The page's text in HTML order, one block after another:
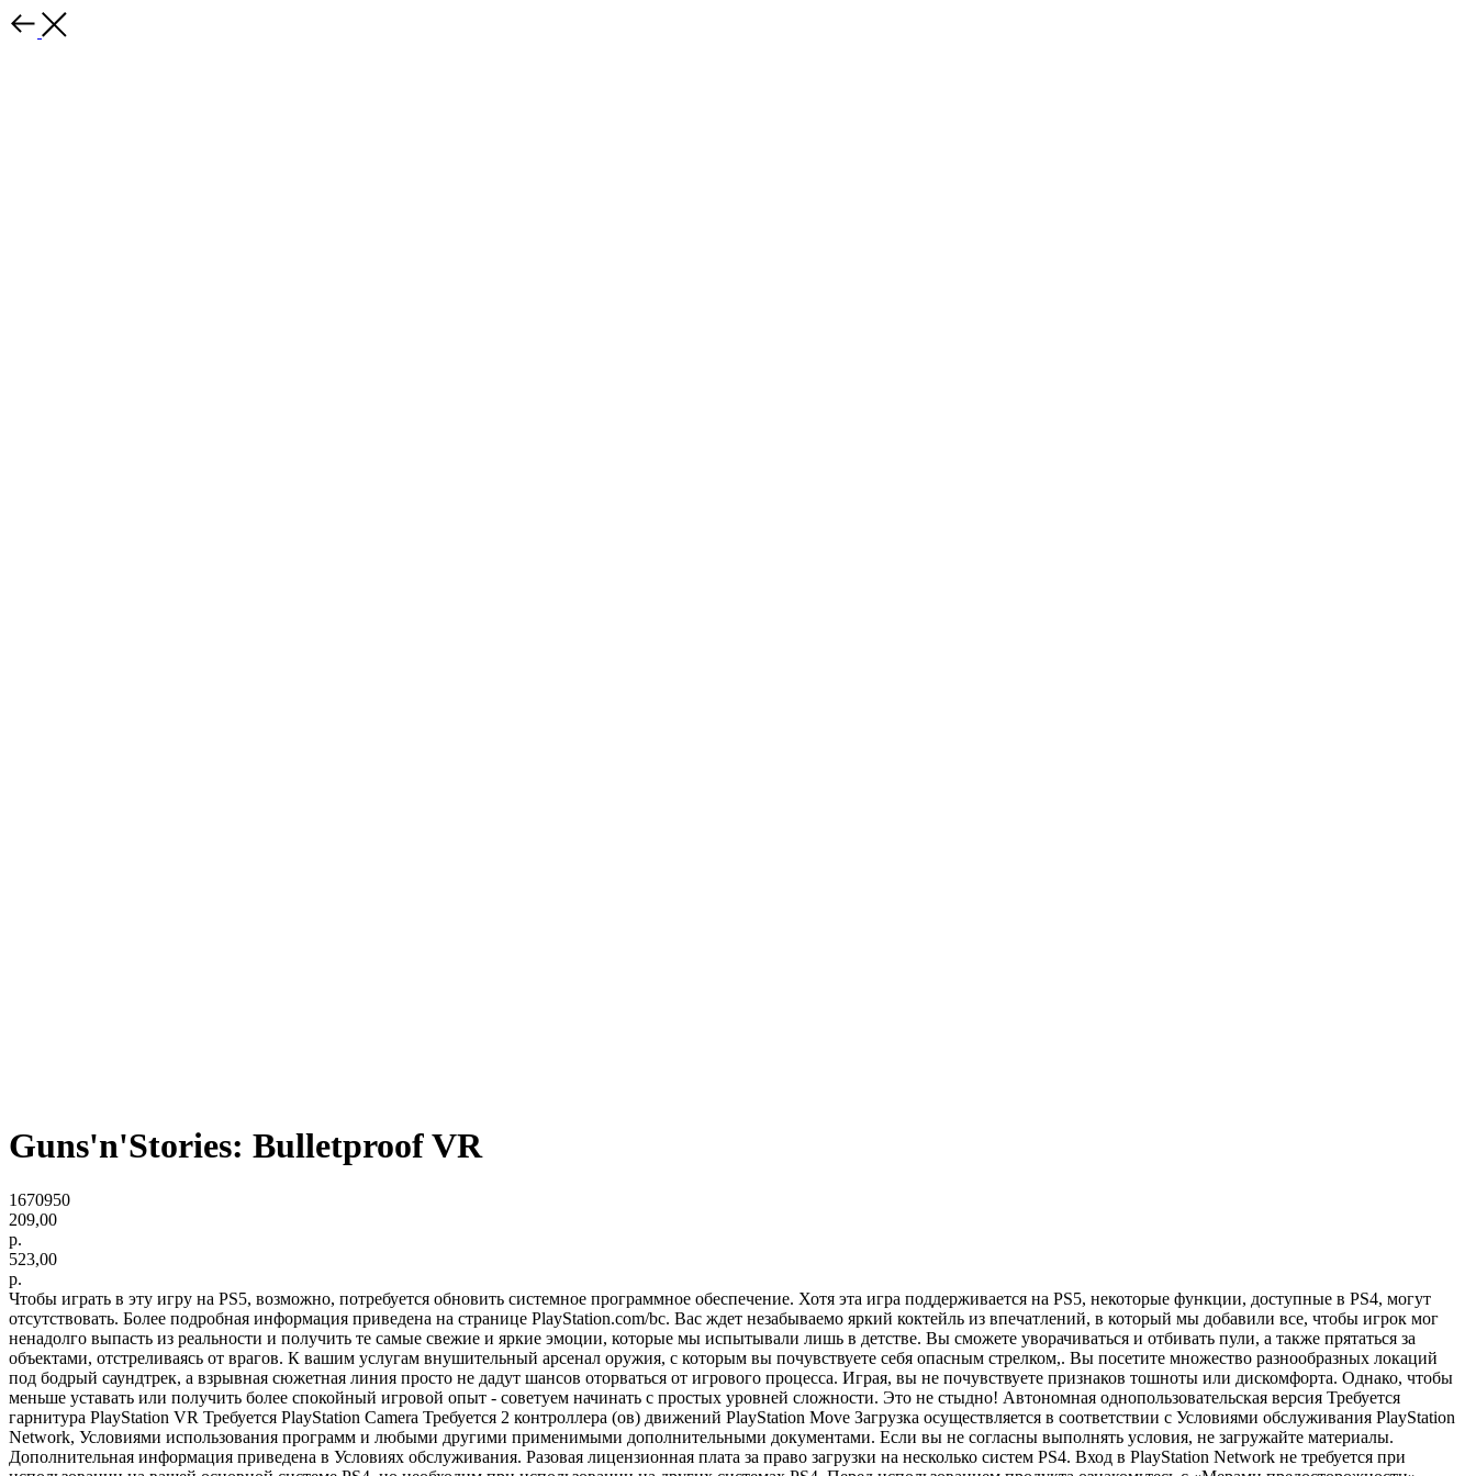
Guns'n'Stories: Bulletproof VR
1670950
209,00
р.
523,00
р.
Чтобы играть в эту игру на PS5, возможно, потребуется обновить системное программное обеспечение. Хотя эта игра поддерживается на PS5, некоторые функции, доступные в PS4, могут
отсутствовать. Более подробная информация приведена на странице PlayStation.com/bc. Вас ждет незабываемо яркий коктейль из впечатлений, в который мы добавили все, чтобы игрок мог
ненадолго выпасть из реальности и получить те самые свежие и яркие эмоции, которые мы испытывали лишь в детстве. Вы сможете уворачиваться и отбивать пули, а также прятаться за
объектами, отстреливаясь от врагов. К вашим услугам внушительный арсенал оружия, с которым вы почувствуете себя опасным стрелком,. Вы посетите множество разнообразных локаций
под бодрый саундтрек, а взрывная сюжетная линия просто не дадут шансов оторваться от игрового процесса. Играя, вы не почувствуете признаков тошноты или дискомфорта. Однако, чтобы
меньше уставать или получить более спокойный игровой опыт - советуем начинать с простых уровней сложности. Это не стыдно! Автономная однопользовательская версия Требуется
гарнитура PlayStation VR Требуется PlayStation Camera Требуется 2 контроллера (ов) движений PlayStation Move Загрузка осуществляется в соответствии с Условиями обслуживания PlayStation
Network, Условиями использования программ и любыми другими применимыми дополнительными документами. Если вы не согласны выполнять условия, не загружайте материалы.
Дополнительная информация приведена в Условиях обслуживания. Разовая лицензионная плата за право загрузки на несколько систем PS4. Вход в PlayStation Network не требуется при